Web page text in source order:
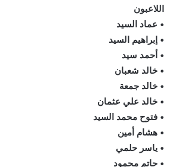
اللاعبون
• عماد السيد
• إبراهيم السيد
• أحمد سيد
• خالد شعبان
• خالد جمعة
• خالد علي عثمان
• فتوح محمد السيد
• هشام أمين
• ياسر حلمي
• حاتم محمود